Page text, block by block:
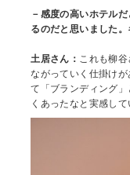
－感度の高いホテル
るのだと思いました。
土居さん： これも柳
ながっていく仕掛け
て「ブランディング
くあったなと実感して